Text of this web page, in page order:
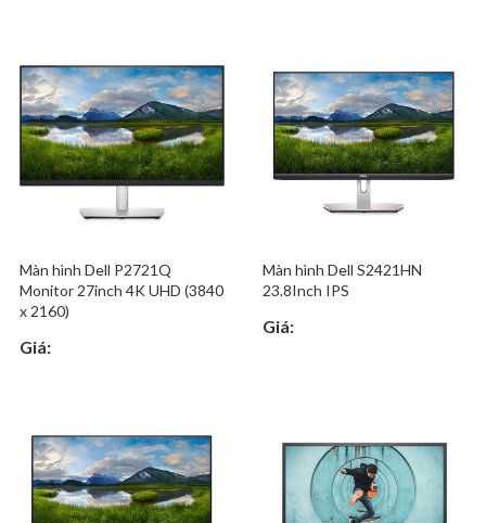
Màn hình Dell P2721Q
Monitor 27inch 4K UHD (3840
x 2160)
Giá:
Màn hình Dell S2421HN
23.8Inch IPS
Giá: